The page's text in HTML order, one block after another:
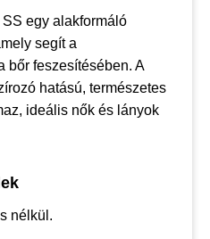
egy alakformáló
segít a
bőr feszesítésében. A
hatású, természetes
ideális nők és lányok
nélkül.